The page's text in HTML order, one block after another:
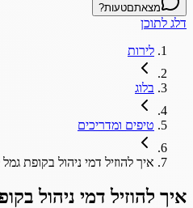
מצאתםטעות?
דלג לתוכן
לירות
בלוג
טיפים ומדריכים
איך להוזיל דמי ניהול בקופת
איך להוזיל דמי ניהול